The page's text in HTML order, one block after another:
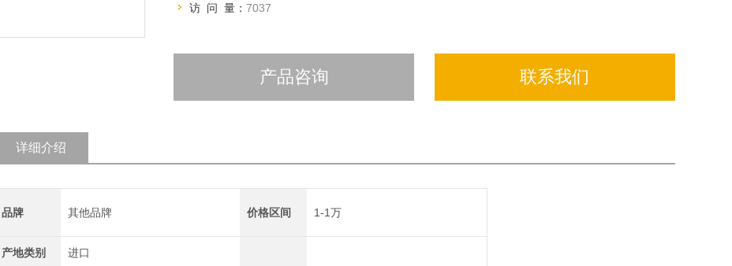
访 问 量： 7037
产品咨询 联系我们
详细介绍
品牌 其他品牌 价格区间 1-1万
产地类别 进口